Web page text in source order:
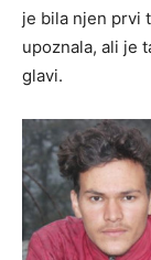
je bila njen prvi
upoznala, ali je
glavi.